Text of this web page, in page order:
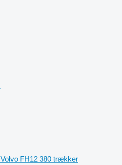
Volvo FH12 380 trækker